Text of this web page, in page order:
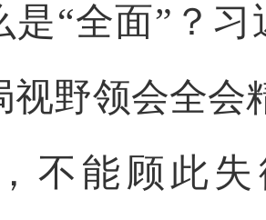
是“全面”？
视野领会全会
不能顾此